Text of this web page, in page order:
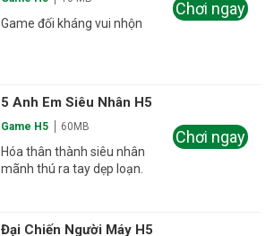
Game đối kháng vui nhộn
Chơi ngay
5 Anh Em Siêu Nhân H5
Game H5 60MB
Hóa thân thành siêu nhân
mãnh thú ra tay dẹp loạn.
Chơi ngay
Đại Chiến Người Máy H5